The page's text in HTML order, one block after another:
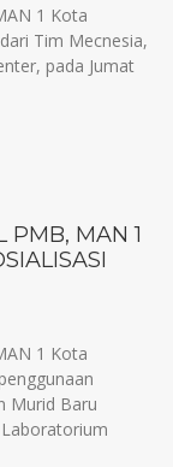
1 Kota
Tim Mecnesia,
pada Jumat
PMB, MAN 1
1 Kota
Murid Baru